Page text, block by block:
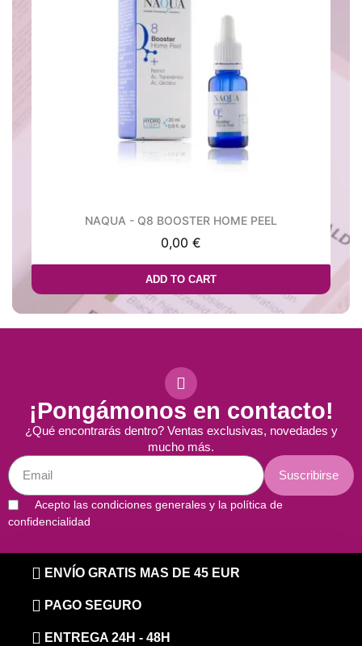
NAQUA - Q8 BOOSTER HOME PEEL
0,00 €
ADD TO CART
¡Pongámonos en contacto!
¿Qué encontrarás dentro? Ventas exclusivas, novedades y
mucho más.
Suscribirse
Acepto las condiciones generales y la política de
confidencialidad
ENVÍO GRATIS MAS DE 45 EUR
PAGO SEGURO
ENTREGA 24H - 48H